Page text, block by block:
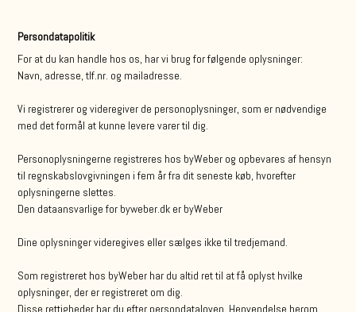
Persondatapolitik
For at du kan handle hos os, har vi brug for følgende oplysninger:
Navn, adresse, tlf.nr. og mailadresse.
Vi registrerer og videregiver de personoplysninger, som er nødvendige
med det formål at kunne levere varer til dig.
Personoplysningerne registreres hos byWeber og opbevares af hensyn
til regnskabslovgivningen i fem år fra dit seneste køb, hvorefter
oplysningerne slettes.
Den dataansvarlige for byweber.dk er byWeber
Dine oplysninger videregives eller sælges ikke til tredjemand.
Som registreret hos byWeber har du altid ret til at få oplyst hvilke
oplysninger, der er registreret om dig.
Disse rettigheder har du efter persondataloven. Henvendelse herom